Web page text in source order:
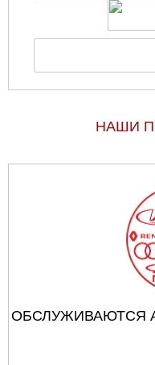
НАШИ
ОБСЛУЖИВАЮТСЯ